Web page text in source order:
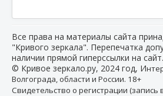
Все права на материалы сайта
"Кривого зеркала". Перепечатка
наличии прямой гиперссылки на сайт.
© Кривое зеркало.ру, 2024 год, И
Волгограда, области и России. 18+
Свидетельство о регистрации (запись